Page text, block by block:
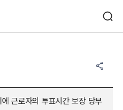
근로자의 투표시간 보장 당부